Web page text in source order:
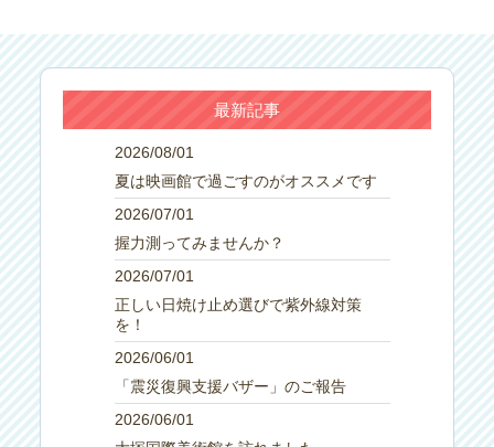
最新記事
2026/08/01
夏は映画館で過ごすのがオススメです
2026/07/01
握力測ってみませんか？
2026/07/01
正しい日焼け止め選びで紫外線対策
を！
2026/06/01
「震災復興支援バザー」のご報告
2026/06/01